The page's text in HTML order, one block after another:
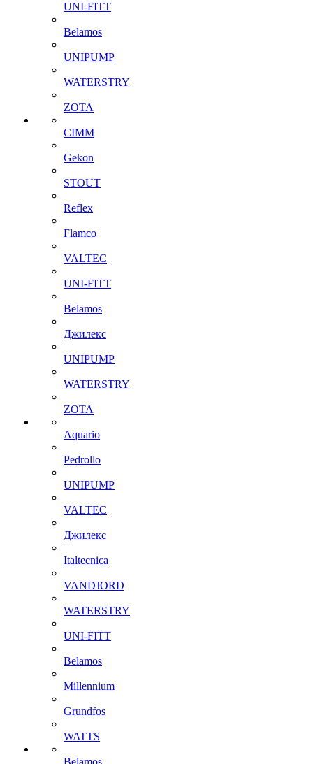
UNI-FITT
Belamos
UNIPUMP
WATERSTRY
ZOTA
CIMM
Gekon
STOUT
Reflex
Flamco
VALTEC
UNI-FITT
Belamos
Джилекс
UNIPUMP
WATERSTRY
ZOTA
Aquario
Pedrollo
UNIPUMP
VALTEC
Джилекс
Italtecnica
VANDJORD
WATERSTRY
UNI-FITT
Belamos
Millennium
Grundfos
WATTS
Belamos